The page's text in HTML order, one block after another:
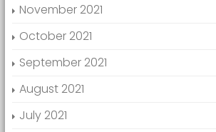
November 2021
October 2021
September 2021
August 2021
July 2021